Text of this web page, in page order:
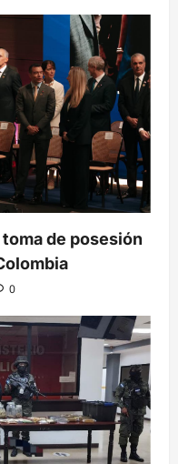
de posesión
0